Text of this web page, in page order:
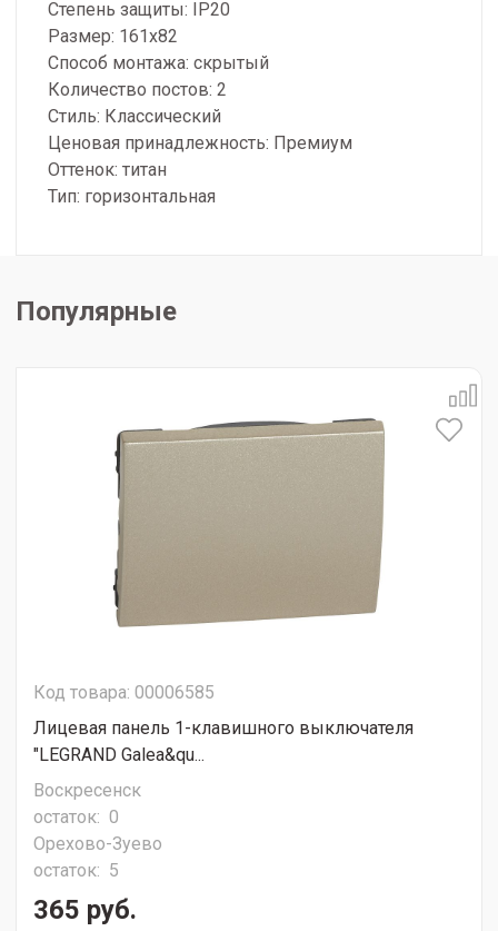
Степень защиты: IP20
Размер: 161x82
Способ монтажа: скрытый
Количество постов: 2
Стиль: Классический
Ценовая принадлежность: Премиум
Оттенок: титан
Тип: горизонтальная
Популярные
Код товара: 00006585
Лицевая панель 1-клавишного выключателя
"LEGRAND Galea&qu...
Воскресенск
остаток: 0
Орехово-Зуево
остаток: 5
365 руб.